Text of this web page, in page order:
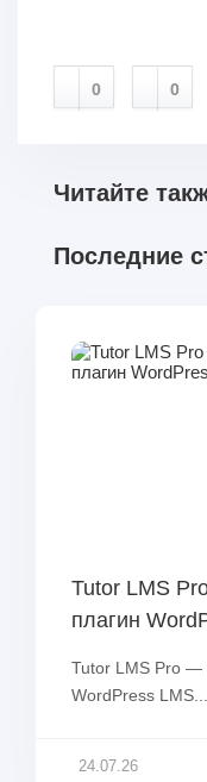
0 0
Читайте
Последние
Tutor LMS
плагин
Tutor LMS Pro
WordPress LMS...
24.07.26